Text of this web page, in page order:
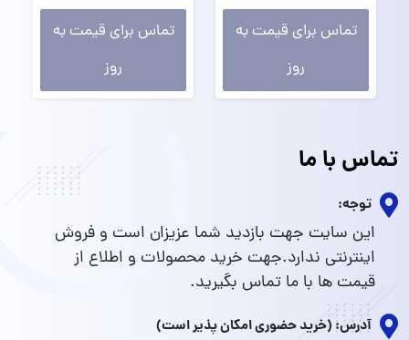
تماس برای قیمت به
روز
تماس برای قیمت به
روز
تماس با ما
توجه:
این سایت جهت بازدید شما عزیزان است و فروش
اینترنتی ندارد.جهت خرید محصولات و اطلاع از
قیمت ها با ما تماس بگیرید.
آدرس: (خرید حضوری امکان پذیر است)